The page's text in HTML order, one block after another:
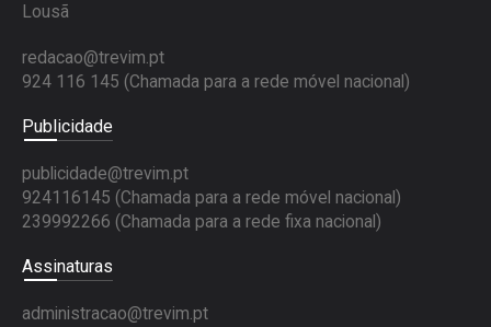
Lousã
redacao@trevim.pt
924 116 145 (Chamada para a rede móvel nacional)
Publicidade
publicidade@trevim.pt
924116145 (Chamada para a rede móvel nacional)
239992266 (Chamada para a rede fixa nacional)
Assinaturas
administracao@trevim.pt